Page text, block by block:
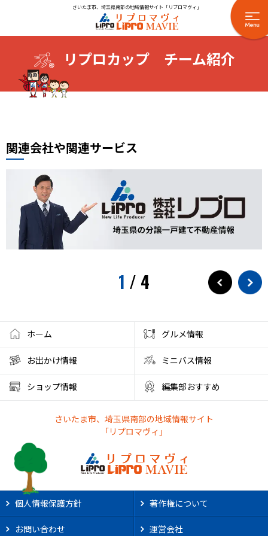
さいたま市、埼玉県南部の地域情報サイト「リプロマヴィ」
リプロカップ チーム紹介
関連会社や関連サービス
1 / 4
ホーム グルメ情報
お出かけ情報 ミニバス情報
ショップ情報 編集部おすすめ
さいたま市、埼玉県南部の地域情報サイト
「リプロマヴィ」
個人情報保護方針 著作権について
お問い合わせ 運営会社